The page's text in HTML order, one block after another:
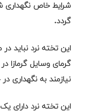
شرایط خاص نگهداری
گردد.
این تخته نرد نباید
گرمای وسایل گرمازا
نیازمند به